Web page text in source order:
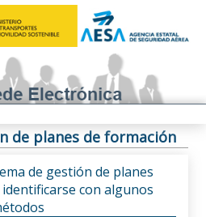
de planes de formación
de gestión de planes
con algunos